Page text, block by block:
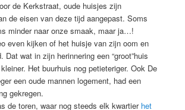
de Kerkstraat, oude huisjes zijn
de eisen van deze tijd aangepast. Soms
minder naar onze smaak, maar ja…!
even kijken of het huisje van zijn oom en
Dat wat in zijn herinnering een “groot”huis
Het buurhuis nog petieteriger. Ook De
een oude mannen logement, had een
gekregen.
de toren, waar nog steeds elk kwartier het